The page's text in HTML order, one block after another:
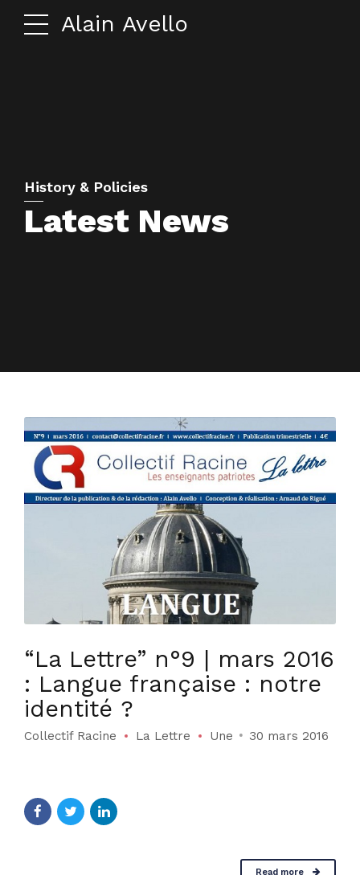
Alain Avello
History & Policies
Latest News
“La Lettre” n°9 | mars 2016
: Langue française : notre
identité ?
Collectif Racine La Lettre Une 30 mars 2016
Read more